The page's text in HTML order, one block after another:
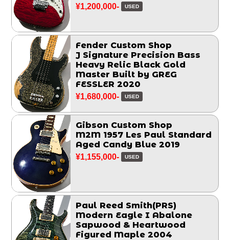
¥1,200,000- USED
Fender Custom Shop
J Signature Precision Bass
Heavy Relic Black Gold
Master Built by GREG
FESSLER 2020
¥1,680,000- USED
Gibson Custom Shop
M2M 1957 Les Paul Standard
Aged Candy Blue 2019
¥1,155,000- USED
Paul Reed Smith(PRS)
Modern Eagle I Abalone
Sapwood & Heartwood
Figured Maple 2004